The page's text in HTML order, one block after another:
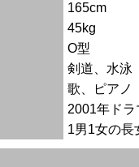
165cm
45kg
O型
剣道、水泳
歌、ピアノ
2001年ドラ
1男1女の長